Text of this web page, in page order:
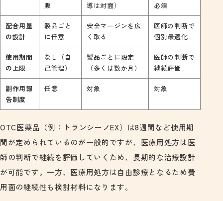
販
導は対面）
必須
配合用量
の設計
製品ごと
に任意
安全マージンを広
く取る
医師の判断で
個別最適化
使用期間
の上限
なし（自
己管理）
製品ごとに設定
（多くは数か月）
医師の判断で
継続評価
副作用報
告制度
任意 対象 対象
OTC医薬品（例：トランシーノEX）は8週間など使用期
間が定められているのが一般的ですが、医療用処方は医
師の判断で継続を評価していくため、長期的な治療設計
が可能です。一方、医療用処方は自由診療となるため費
用面の継続性も検討材料になります。